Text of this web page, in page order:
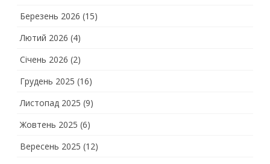
Березень 2026 (15)
Лютий 2026 (4)
Січень 2026 (2)
Грудень 2025 (16)
Листопад 2025 (9)
Жовтень 2025 (6)
Вересень 2025 (12)